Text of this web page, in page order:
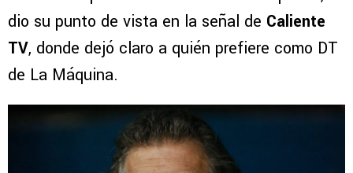
dio su punto de vista en la señal de Caliente
TV, donde dejó claro a quién prefiere como DT
de La Máquina.